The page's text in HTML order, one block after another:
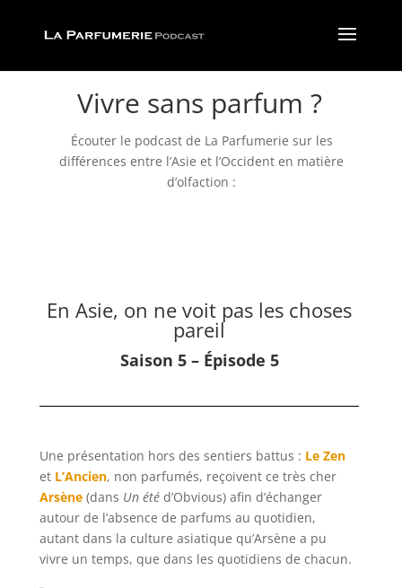
Vivre sans parfum ?
Écouter le podcast de La Parfumerie sur les
différences entre l’Asie et l’Occident en matière
d’olfaction :
En Asie, on ne voit pas les choses
pareil
Saison 5 – Épisode 5
Une présentation hors des sentiers battus : Le Zen
et L’Ancien, non parfumés, reçoivent ce très cher
Arsène (dans Un été d’Obvious) afin d’échanger
autour de l’absence de parfums au quotidien,
autant dans la culture asiatique qu’Arsène a pu
vivre un temps, que dans les quotidiens de chacun.